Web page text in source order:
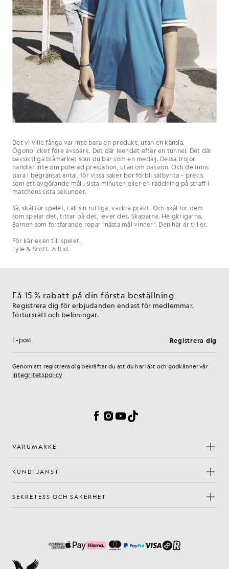
Det vi ville fånga var inte bara en produkt, utan en känsla.
Ögonblicket före avspark. Det där leendet efter en tunnel. Det där
oavsiktliga blåmärket som du bär som en medalj. Dessa tröjor
handlar inte om polerad prestation, utan om passion. Och de finns
bara i begränsat antal, för vissa saker bör förbli sällsynta – precis
som ett avgörande mål i sista minuten eller en räddning på straff i
matchens sista sekunder.
Så, skål för spelet, i all sin ruffiga, vackra prakt. Och skål för dem
som spelar det, tittar på det, lever det. Skaparna. Helgkrigarna.
Barnen som fortfarande ropar ”nästa mål vinner”. Den här är till er.
För kärleken till spelet.
Lyle & Scott. Alltid.
Få 15 % rabatt på din första beställning
Registrera dig för erbjudanden endast för medlemmar,
förtursrätt och belöningar.
E-postadress Registrera dig
Genom att registrera dig bekräftar du att du har läst och godkänner vår
integritetspolicy
Facebook
Instagram
YouTube
TikTok
VARUMÄRKE
KUNDTJÄNST
SEKRETESS OCH SÄKERHET